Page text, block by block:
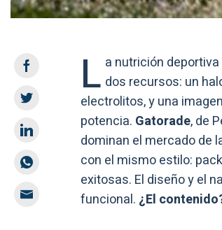
L a nutrición
dos recursos: un
electrolitos, y una
potencia. Gatorade, de
dominan el mercado de
con el mismo estilo:
exitosas. El diseño y el
funcional. ¿El